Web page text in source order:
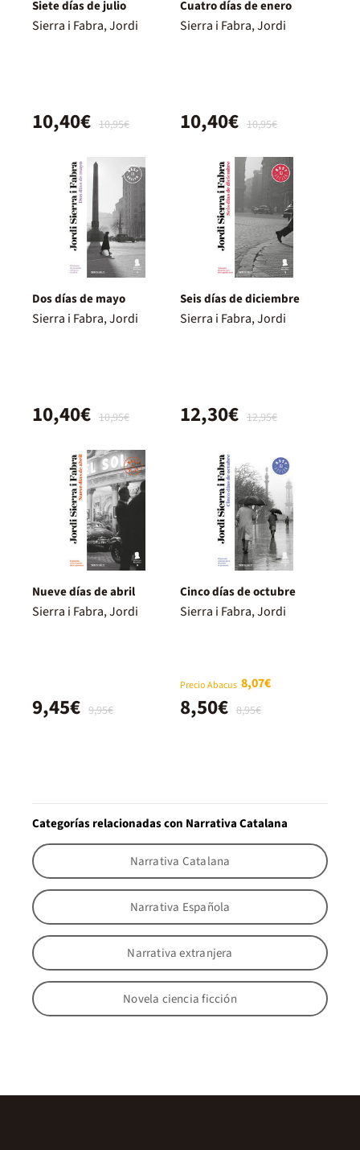
Siete días de julio
Sierra i Fabra, Jordi
10,95€
10,40€
Cuatro días de enero
Sierra i Fabra, Jordi
10,95€
10,40€
Dos días de mayo
Sierra i Fabra, Jordi
10,95€
10,40€
Seis días de diciembre
Sierra i Fabra, Jordi
12,95€
12,30€
Nueve días de abril
Sierra i Fabra, Jordi
9,95€
9,45€
Cinco días de octubre
Sierra i Fabra, Jordi
Precio Abacus 8,07€
8,95€
8,50€
Categorías relacionadas con Narrativa Catalana
Narrativa Catalana
Narrativa Española
Narrativa extranjera
Novela ciencia ficción